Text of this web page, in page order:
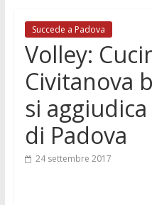
Succede a Padova
Volley:
Civitanova
si
di Padova
24 settembre 2017